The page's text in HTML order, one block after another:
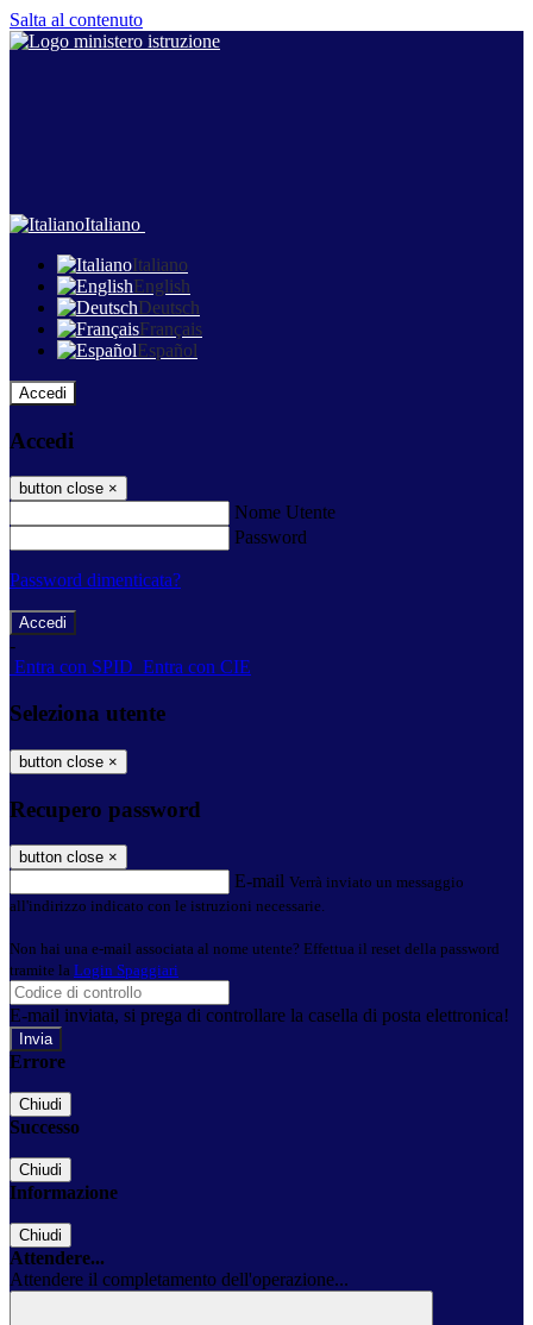
Salta al contenuto
Italiano
Italiano
English
Deutsch
Français
Español
Accedi
Accedi
button close ×
Nome Utente
Password
Password dimenticata?
-
Entra con SPID Entra con CIE
Seleziona utente
button close ×
Recupero password
button close ×
E-mail Verrà inviato un messaggio
all'indirizzo indicato con le istruzioni necessarie.
Non hai una e-mail associata al nome utente? Effettua il reset della password
tramite la Login Spaggiari
E-mail inviata, si prega di controllare la casella di posta elettronica!
Errore
Chiudi
Successo
Chiudi
Informazione
Chiudi
Attendere...
Attendere il completamento dell'operazione...